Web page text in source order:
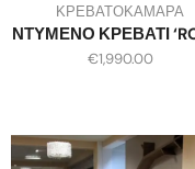
ΚΡΕΒΑΤΟΚΑΜΑΡΑ
ΝΤΥΜΕΝΟ ΚΡΕΒΑΤΙ
€1,990.00